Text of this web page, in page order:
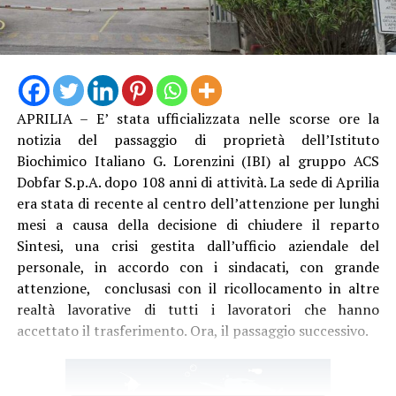
APRILIA – E’ stata ufficializzata nelle scorse ore la
notizia del passaggio di proprietà dell’Istituto
Biochimico Italiano G. Lorenzini (IBI) al gruppo ACS
Dobfar S.p.A. dopo 108 anni di attività. La sede di Aprilia
era stata di recente al centro dell’attenzione per lunghi
mesi a causa della decisione di chiudere il reparto
Sintesi, una crisi gestita dall’ufficio aziendale del
personale, in accordo con i sindacati, con grande
attenzione, conclusasi con il ricollocamento in altre
realtà lavorative di tutti i lavoratori che hanno
accettato il trasferimento. Ora, il passaggio successivo.